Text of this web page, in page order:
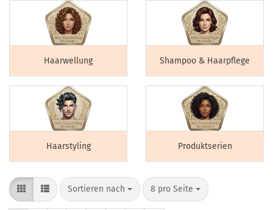
Haarwellung Shampoo & Haarpflege
Haarstyling Produktserien
Sortieren nach 8 pro Seite